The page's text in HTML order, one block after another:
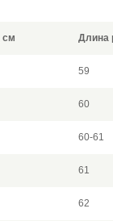
см Длина
59
60
60-61
61
62